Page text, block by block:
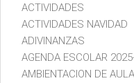
ACTIVIDADES
ACTIVIDADES NAVIDAD
ADIVINANZAS
AGENDA ESCOLAR
AMBIENTACION DE AULA